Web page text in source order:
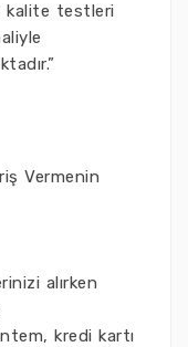
kalite testleri
Vermenin
alırken
kredi kartı